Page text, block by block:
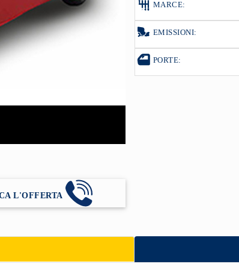
L'OFFERTA
MARCE:
EMISSIONI:
PORTE: